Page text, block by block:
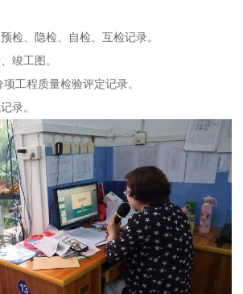
检、隐检、自检、互检记录。
竣工图。
工程质量检验评定记录。
录。